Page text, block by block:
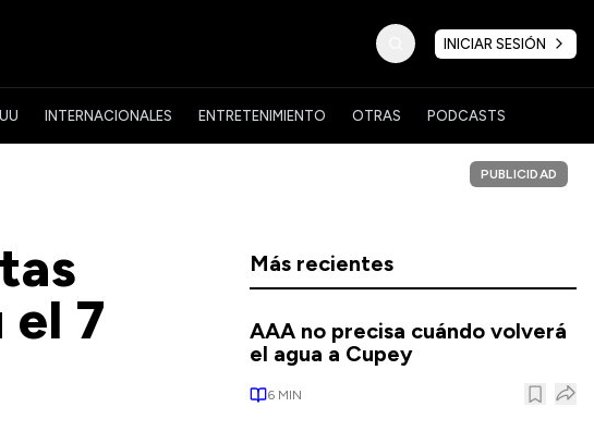
INICIAR SESIÓN
INTERNACIONALES ENTRETENIMIENTO OTRAS PODCASTS
7
PUBLICIDAD
Más recientes
AAA no precisa cuándo volverá
el agua a Cupey
6 MIN